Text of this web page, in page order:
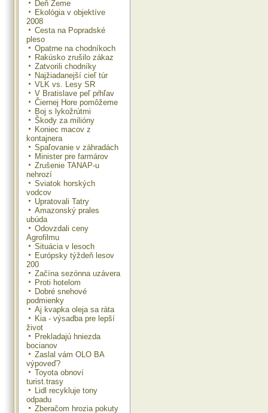
Deň Zeme
Ekológia v objektíve
2008
Cesta na Popradské
pleso
Opatrne na chodníkoch
Rakúsko zrušilo zákaz
Zatvorili chodníky
Najžiadanejší cieľ túr
VLK vs. Lesy SR
V Bratislave peľ pŕhľav
Čiernej Hore pomôžeme
Boj s lykožrútmi
Škody za milióny
Koniec macov z
kontajnera
Spaľovanie v záhradách
Minister pre farmárov
Zrušenie TANAP-u
nehrozí
Sviatok horských
vodcov
Upratovali Tatry
Amazonský prales
ubúda
Odovzdali ceny
Agrofilmu
Situácia v lesoch
Európsky týždeň lesov
200
Začína sezónna uzávera
Proti hotelom
Dobré snehové
podmienky
Aj kvapka oleja sa ráta
Kia - výsadba pre lepší
život
Prekladajú hniezda
bocianov
Zaslal vám OLO BA
výpoveď?
Toyota obnoví
turist.trasy
Lidl recykluje tony
odpadu
Zberačom hrozia pokuty